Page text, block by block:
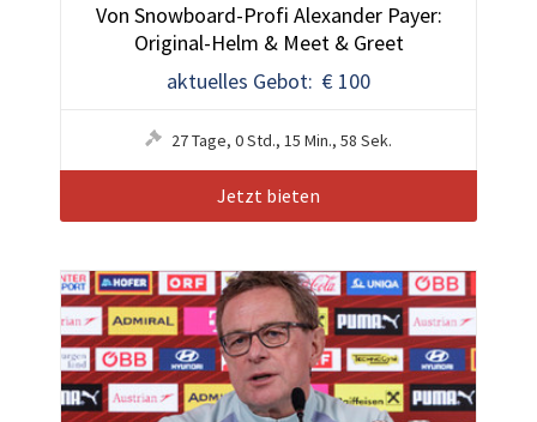
Von Snowboard-Profi Alexander Payer:
Original-Helm & Meet & Greet
aktuelles Gebot: € 100
27Tage, 0Std., 15 Min., 55 Sek.
Jetzt bieten